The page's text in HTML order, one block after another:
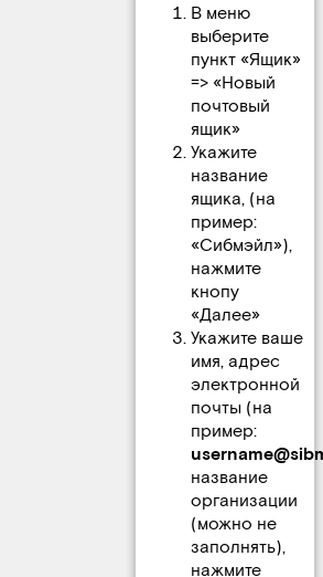
В меню
выберите
пункт «Ящик»
=> «Новый
почтовый
ящик»
Укажите
название
ящика, (на
пример:
«Сибмэйл»),
нажмите
кнопу
«Далее»
Укажите ваше
имя, адрес
электронной
почты (на
пример:
название
организации
(можно не
заполнять),
нажмите